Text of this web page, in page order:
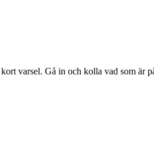
varsel. Gå in och kolla vad som är